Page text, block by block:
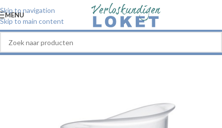
Skip to navigation
Skip to main content
MENU